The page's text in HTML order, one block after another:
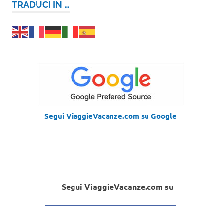
TRADUCI IN …
Segui ViaggieVacanze.com su Google
Segui ViaggieVacanze.com su